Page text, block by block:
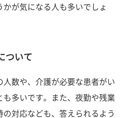
が気になる人も多いでしょ
ついて
人数や、介護が必要な患者がい
も多いです。また、夜勤や残業
対応なども、答えられるよう